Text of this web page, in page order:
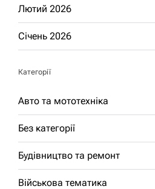
Лютий 2026
Січень 2026
Категорії
Авто та мототехніка
Без категорії
Будівництво та ремонт
Військова тематика